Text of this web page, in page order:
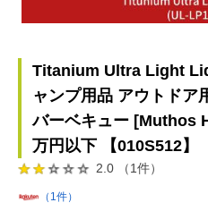
Titanium Ultra Light
ャンプ用品 アウトドア
バーベキュー [Muthos
万円以下 【010S512】
2.0 （1件）
（1件）